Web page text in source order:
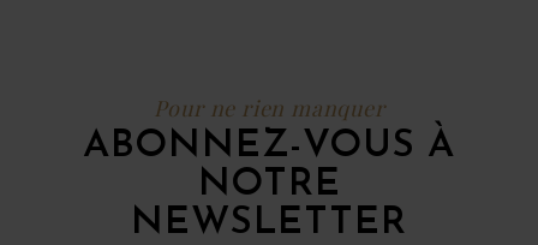
Pour ne rien manquer
ABONNEZ-VOUS À
NOTRE
NEWSLETTER